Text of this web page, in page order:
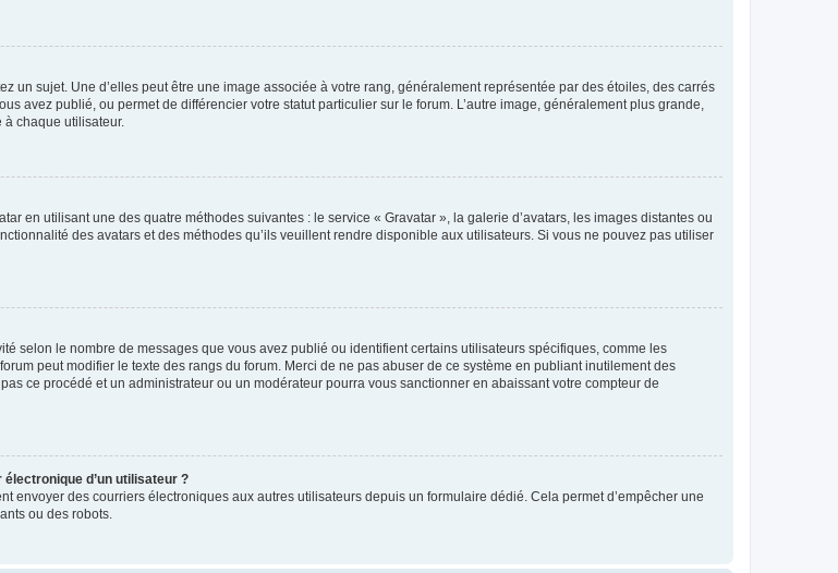
un sujet. Une d’elles peut être une image associée à votre rang, généralement représentée par des étoiles, des carrés
avez publié, ou permet de différencier votre statut particulier sur le forum. L’autre image, généralement plus grande,
chaque utilisateur.
en utilisant une des quatre méthodes suivantes : le service « Gravatar », la galerie d’avatars, les images distantes ou
des avatars et des méthodes qu’ils veuillent rendre disponible aux utilisateurs. Si vous ne pouvez pas utiliser
selon le nombre de messages que vous avez publié ou identifient certains utilisateurs spécifiques, comme les
peut modifier le texte des rangs du forum. Merci de ne pas abuser de ce système en publiant inutilement des
ce procédé et un administrateur ou un modérateur pourra vous sanctionner en abaissant votre compteur de
d’un utilisateur ?
envoyer des courriers électroniques aux autres utilisateurs depuis un formulaire dédié. Cela permet d’empêcher une
ou des robots.